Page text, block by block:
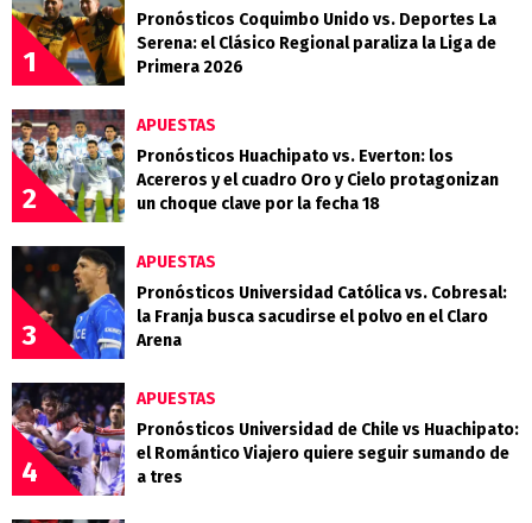
1
Pronósticos Coquimbo Unido vs. Deportes La
Serena: el Clásico Regional paraliza la Liga de
Primera 2026
2
APUESTAS
Pronósticos Huachipato vs. Everton: los
Acereros y el cuadro Oro y Cielo protagonizan
un choque clave por la fecha 18
3
APUESTAS
Pronósticos Universidad Católica vs. Cobresal:
la Franja busca sacudirse el polvo en el Claro
Arena
4
APUESTAS
Pronósticos Universidad de Chile vs Huachipato:
el Romántico Viajero quiere seguir sumando de
a tres